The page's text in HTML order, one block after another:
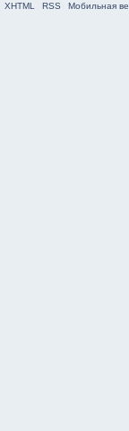
XHTML
RSS Мобильная